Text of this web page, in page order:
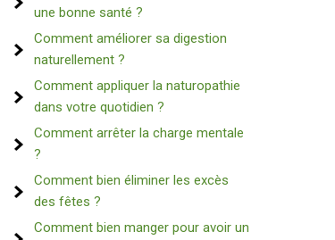
une bonne santé ?
Comment améliorer sa digestion
naturellement ?
Comment appliquer la naturopathie
dans votre quotidien ?
Comment arrêter la charge mentale
?
Comment bien éliminer les excès
des fêtes ?
Comment bien manger pour avoir un